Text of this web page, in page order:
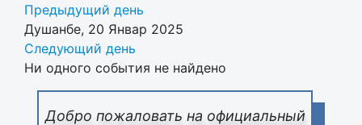
Добро пожаловать на официальный
Предыдущий день
Душанбе, 20 Январ 2025
Следующий день
Ни одного события не найдено